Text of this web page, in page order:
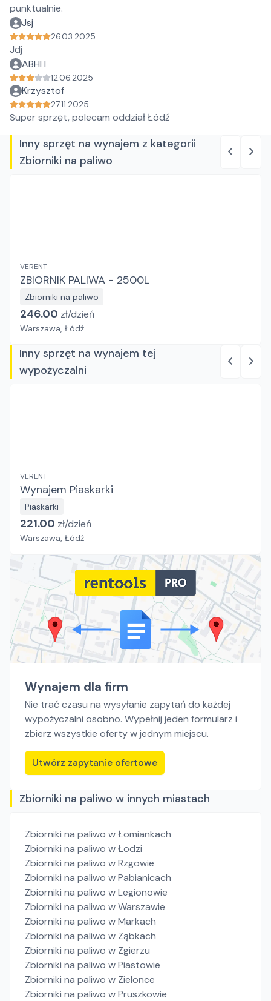
punktualnie.
Jsj
26.03.2025
Jdj
ABHI I
12.06.2025
Krzysztof
27.11.2025
Super sprzęt, polecam oddział Łódź
Inny sprzęt na wynajem z kategorii
Zbiorniki na paliwo
VERENT
ZBIORNIK PALIWA - 2500L
Zbiorniki na paliwo
246.00 zł/dzień
Warszawa, Łódź
Inny sprzęt na wynajem tej
wypożyczalni
VERENT
Wynajem Piaskarki
Piaskarki
221.00 zł/dzień
Warszawa, Łódź
Wynajem dla firm
Nie trać czasu na wysyłanie zapytań do każdej
wypożyczalni osobno. Wypełnij jeden formularz i
zbierz wszystkie oferty w jednym miejscu.
Utwórz zapytanie ofertowe
Zbiorniki na paliwo w innych miastach
Zbiorniki na paliwo w Łomiankach
Zbiorniki na paliwo w Łodzi
Zbiorniki na paliwo w Rzgowie
Zbiorniki na paliwo w Pabianicach
Zbiorniki na paliwo w Legionowie
Zbiorniki na paliwo w Warszawie
Zbiorniki na paliwo w Markach
Zbiorniki na paliwo w Ząbkach
Zbiorniki na paliwo w Zgierzu
Zbiorniki na paliwo w Piastowie
Zbiorniki na paliwo w Zielonce
Zbiorniki na paliwo w Pruszkowie